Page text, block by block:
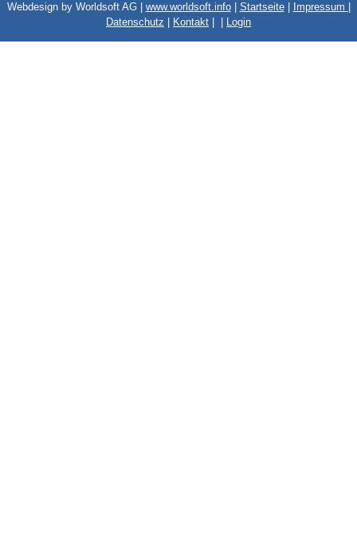
Webdesign by Worldsoft AG | www.worldsoft.info| Startseite| Impressum
Datenschutz
Kontakt Login